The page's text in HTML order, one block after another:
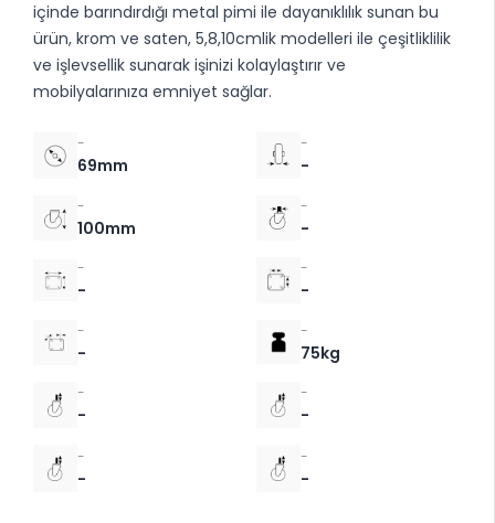
içinde barındırdığı metal pimi ile dayanıklılık sunan bu
ürün, krom ve saten, 5,8,10cmlik modelleri ile çeşitliklilik
ve işlevsellik sunarak işinizi kolaylaştırır ve
mobilyalarınıza emniyet sağlar.
-
69mm
-
-
-
100mm
-
-
-
-
-
-
-
-
-
75kg
-
-
-
-
-
-
-
-